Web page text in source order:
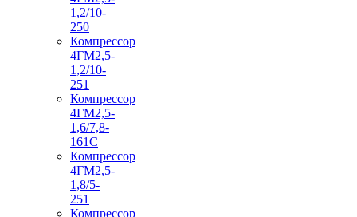
1,2/10-
250
Компрессор
4ГМ2,5-
1,2/10-
251
Компрессор
4ГМ2,5-
1,6/7,8-
161С
Компрессор
4ГМ2,5-
1,8/5-
251
Компрессор